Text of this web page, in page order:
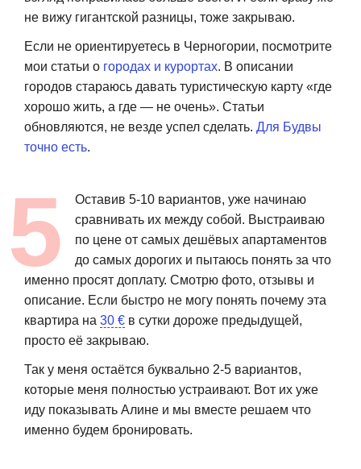
не вижу гигантской разницы, тоже закрываю.
Если не ориентируетесь в Черногории, посмотрите
мои статьи о городах и курортах. В описании
городов стараюсь давать туристическую карту «где
хорошо жить, а где — не очень». Статьи
обновляются, не везде успел сделать. Для Будвы
точно есть.
Оставив 5-10 вариантов, уже начинаю
сравнивать их между собой. Выстраиваю
по цене от самых дешёвых апартаментов
до самых дорогих и пытаюсь понять за что
именно просят доплату. Смотрю фото, отзывы и
описание. Если быстро не могу понять почему эта
квартира на 30 € в сутки дороже предыдущей,
просто её закрываю.
Так у меня остаётся буквально 2-5 вариантов,
которые меня полностью устраивают. Вот их уже
иду показывать Алине и мы вместе решаем что
именно будем бронировать.